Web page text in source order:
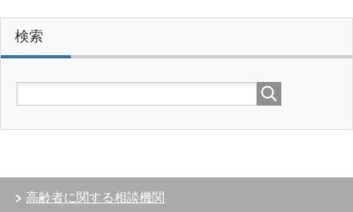
検索
高齢者に関する相談機関